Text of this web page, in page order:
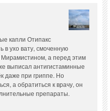
капли Отипакс
в ухо вату, смоченную
а перед этим
выписал антигистаминные
даже при гриппе. Но
а обратиться к врачу, он
препараты.